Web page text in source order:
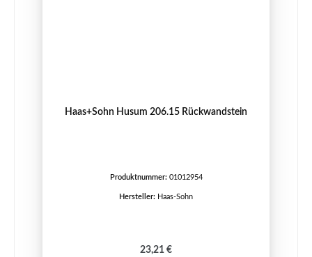
Haas+Sohn Husum 206.15 Rückwandstein
Produktnummer: 01012954
Hersteller: Haas-Sohn
Regulärer Preis:
23,21 €